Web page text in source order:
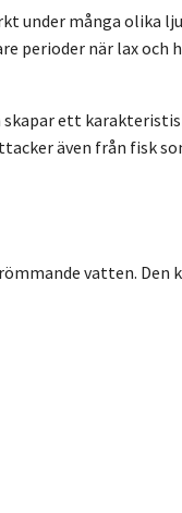
under många olika
perioder när lax och
ett
även från fisk
vatten. Den